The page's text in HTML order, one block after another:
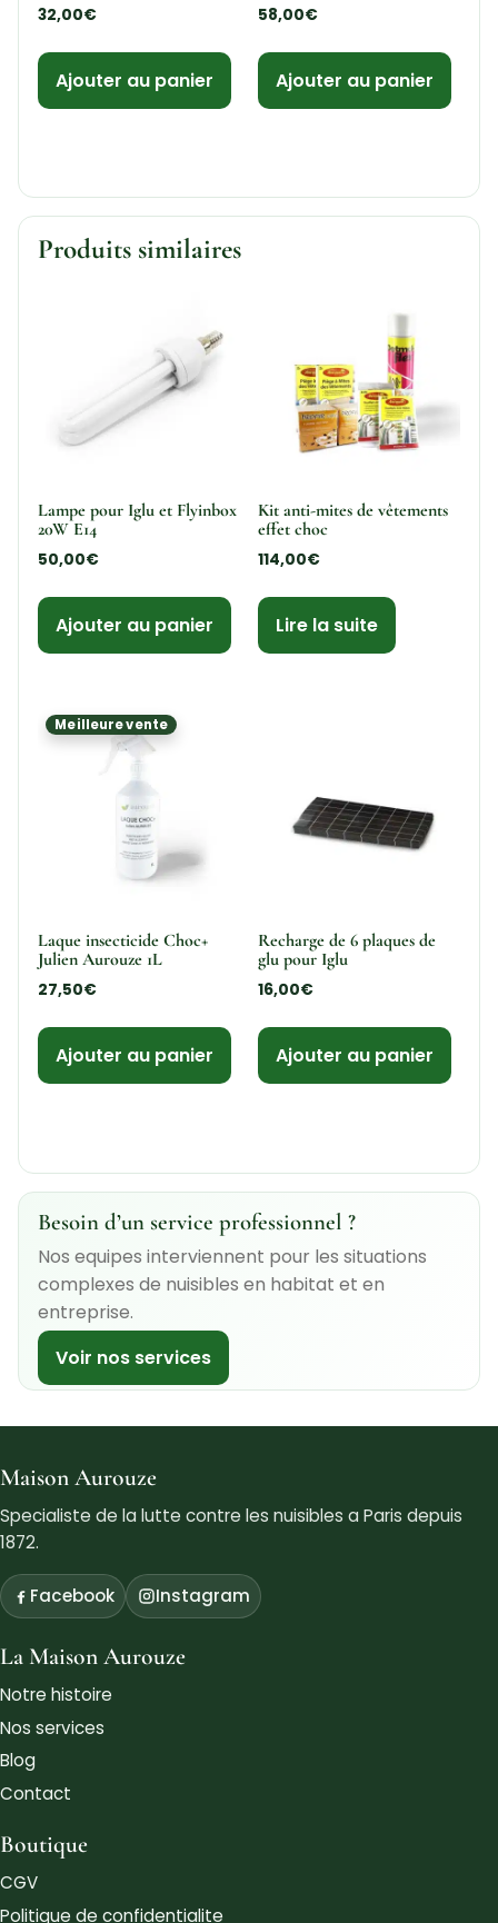
32,00€
Ajouter au panier
58,00€
Ajouter au panier
Produits similaires
Lampe pour Iglu et Flyinbox
20W E14
50,00€
Ajouter au panier
Kit anti-mites de vêtements
effet choc
114,00€
Lire la suite
Meilleure vente
Laque insecticide Choc+
Julien Aurouze 1L
27,50€
Ajouter au panier
Recharge de 6 plaques de
glu pour Iglu
16,00€
Ajouter au panier
Besoin d’un service professionnel ?
Nos equipes interviennent pour les situations
complexes de nuisibles en habitat et en
entreprise.
Voir nos services
Maison Aurouze
Specialiste de la lutte contre les nuisibles a Paris depuis
1872.
Facebook Instagram
La Maison Aurouze
Notre histoire
Nos services
Blog
Contact
Boutique
CGV
Politique de confidentialite